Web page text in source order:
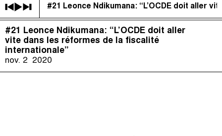
Impôts et Justice Sociale ( )
The Taxcast
Justicia Impositiva
الجباية ببساطة
Épisodes (79)
Le Jargon Démystifié
Recherche
#21 Leonce Ndikumana: “L’OCDE doit aller
nov. 2 2020
#21 Leonce Ndikumana: “L’OCDE doit aller
vite dans les réformes de la fiscalité
internationale”